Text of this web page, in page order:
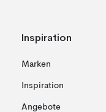
Inspiration
Marken
Inspiration
Angebote